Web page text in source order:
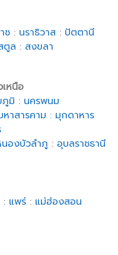
ช : นราธิวาส : ปัตตานี
ตูล : สงขลา
หนือ
ภูมิ : นครพนม
หาสารคาม : มุกดาหาร
องบัวลำภู : อุบลราชธานี
: แพร่ : แม่ฮ่องสอน